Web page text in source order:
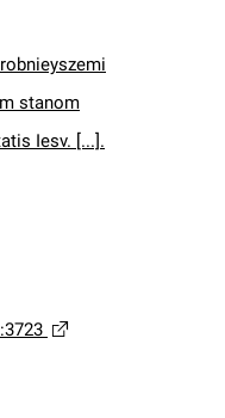
stanom
Iesv. [...].